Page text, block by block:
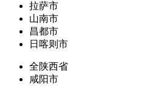
拉萨市
山南市
昌都市
日喀则市
全陕西省
咸阳市